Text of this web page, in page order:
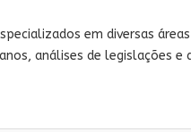
em diversas
análises de legislações e